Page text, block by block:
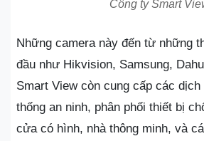
Công ty Smart
Những camera này đến từ những
đầu như Hikvision, Samsung,
Smart View còn cung cấp các
thống an ninh, phân phối thiết bị
cửa có hình, nhà thông minh, và